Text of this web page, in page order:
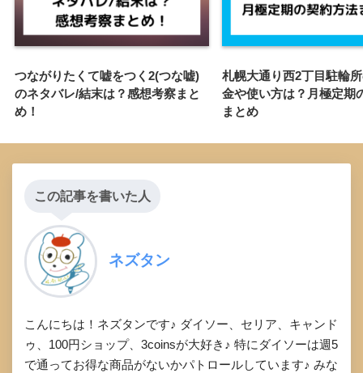
つながりたくて嘘をつく2(つな嘘)
のネタバレ/結末は？感想考察まと
め！
札幌大通り西2丁目駐輪
金や使い方は？月極定期
まとめ
この記事を書いた人
ネズタン
こんにちは！ネズタンです♪ ダイソー、セリア、キャンド
ゥ、100円ショップ、3coinsが大好き♪ 特にダイソーは週5
で通ってお得な商品がないかパトロールしています♪ みな